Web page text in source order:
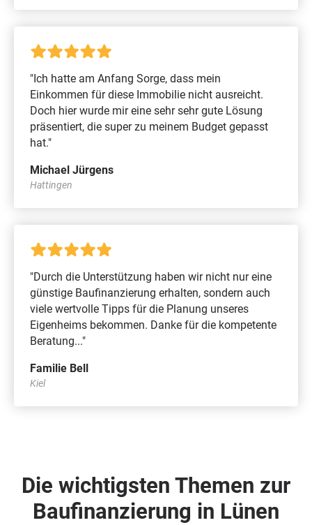
"Ich hatte am Anfang Sorge, dass mein
Einkommen für diese Immobilie nicht ausreicht.
Doch hier wurde mir eine sehr sehr gute Lösung
präsentiert, die super zu meinem Budget gepasst
hat."
Michael Jürgens
Hattingen
"Durch die Unterstützung haben wir nicht nur eine
günstige Baufinanzierung erhalten, sondern auch
viele wertvolle Tipps für die Planung unseres
Eigenheims bekommen. Danke für die kompetente
Beratung..."
Familie Bell
Kiel
Die wichtigsten Themen zur
Baufinanzierung in Lünen